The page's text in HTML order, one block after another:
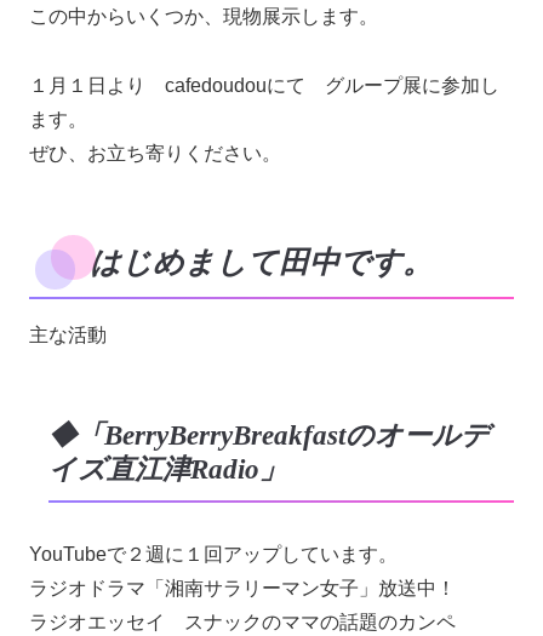
この中からいくつか、現物展示します。
１月１日より cafedoudouにて グループ展に参加し
ます。
ぜひ、お立ち寄りください。
はじめまして田中です。
主な活動
◆「BerryBerryBreakfastのオールデ
イズ直江津Radio」
YouTubeで２週に１回アップしています。
ラジオドラマ「湘南サラリーマン女子」放送中！
ラジオエッセイ スナックのママの話題のカンペ